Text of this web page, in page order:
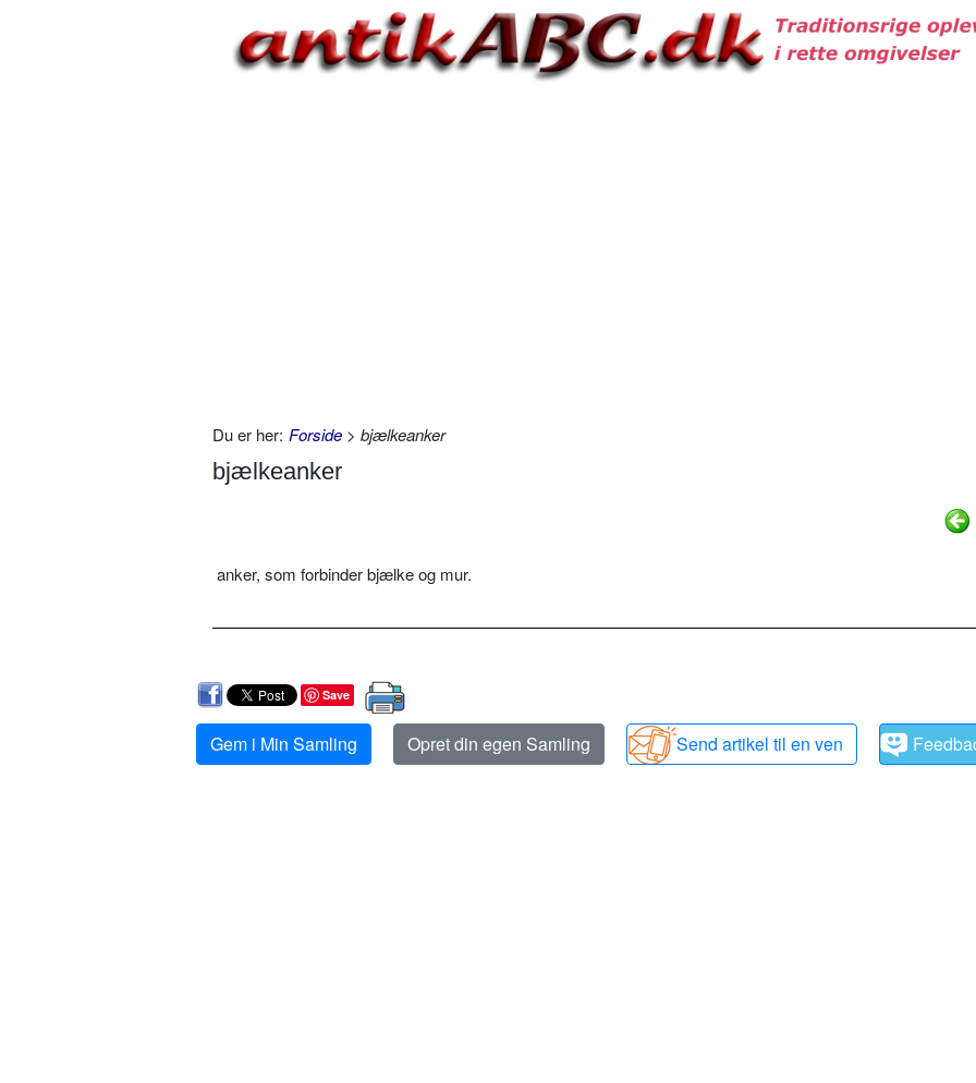
Du er her: Forside > bjælkeanker
bjælkeanker
anker, som forbinder bjælke og mur.
Save
Gem i Min Samling Opret din egen Samling Send artikel til en ven